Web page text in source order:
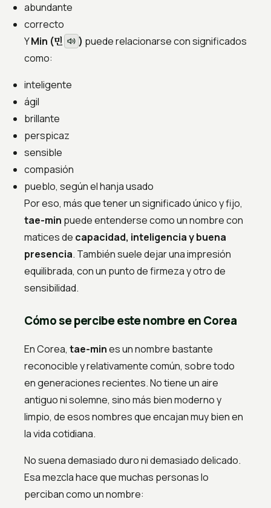
abundante
correcto
YMin (민 ) puede relacionarse con significados
como:
inteligente
ágil
brillante
perspicaz
sensible
compasión
pueblo, según el hanja usado
Por eso, más que tener un significado único y fijo,
tae-min puede entenderse como un nombre con
matices de capacidad, inteligencia y buena
presencia. También suele dejar una impresión
equilibrada, con un punto de firmeza y otro de
sensibilidad.
Cómo se percibe este nombre en Corea
En Corea, tae-mines un nombre bastante
reconocible y relativamente común, sobre todo
en generaciones recientes. No tiene un aire
antiguo ni solemne, sino más bien moderno y
limpio, de esos nombres que encajan muy bien en
la vida cotidiana.
No suena demasiado duro ni demasiado delicado.
Esa mezcla hace que muchas personas lo
perciban como un nombre: